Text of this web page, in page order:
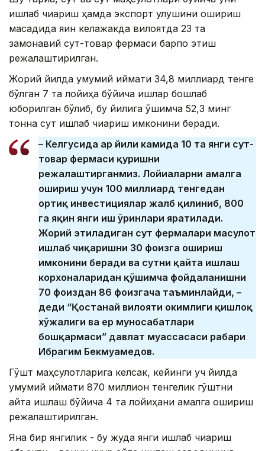
ишлаб чиқариш ҳамда экспорт улушини ошириш
мақсадида яқин келажакда вилоятда 23 та
замонавий сут-товар фермаси барпо этиш
режалаштирилган.
Жорий йилда умумий қиймати 34,8 миллиард тенге
бўлган 7 та лойиҳа бўйича ишлар бошлаб
юборилган бўлиб, бу йилига қўшимча 52,3 минг
тонна сут ишлаб чиқариш имконини беради.
– Келгусида ҳар йили камида 10 та янги сут-
товар фермаси қуришни
режалаштирганмиз. Лойиҳаларни амалга
ошириш учун 100 миллиард тенгедан
ортиқ инвестициялар жалб қилиниб, 800
га яқин янги иш ўринлари яратилади.
Жорий этиладиган сут фермалари маҳсулот
ишлаб чиқаришни 30 фоизга ошириш
имконини беради ва сутни қайта ишлаш
корхоналаридан қўшимча фойдаланишни
70 фоиздан 86 фоизгача таъминлайди, –
деди “Қостанай вилояти ҳокимлиги қишлоқ
хўжалиги ва ер муносабатлари
бошқармаси” давлат муассасаси раҳбари
Ибрагим Бекмуҳамедов.
Гўшт маҳсулотларига келсак, кейинги уч йилда
умумий қиймати 870 миллион тенгелик гўштни
қайта ишлаш бўйича 4 та лойиҳани амалга ошириш
режалаштирилган.
Яна бир янгилик - бу жуда янги ишлаб чиқариш